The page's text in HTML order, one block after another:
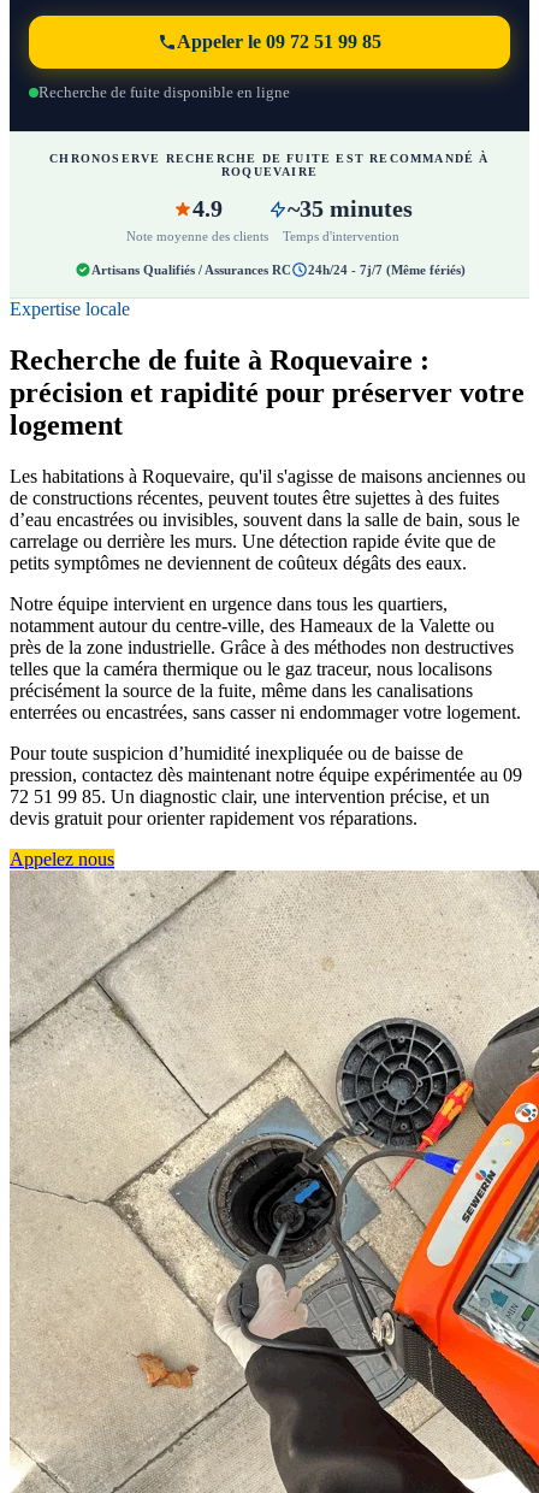
Appeler le 09 72 51 99 85
Recherche de fuite disponible en ligne
CHRONOSERVE RECHERCHE DE FUITE EST RECOMMANDÉ À
ROQUEVAIRE
4.9
Note moyenne des clients
~35 minutes
Temps d'intervention
Artisans Qualifiés / Assurances RC 24h/24 - 7j/7 (Même fériés)
Expertise locale
Recherche de fuite à Roquevaire :
précision et rapidité pour préserver votre
logement
Les habitations à Roquevaire, qu'il s'agisse de maisons anciennes ou
de constructions récentes, peuvent toutes être sujettes à des fuites
d’eau encastrées ou invisibles, souvent dans la salle de bain, sous le
carrelage ou derrière les murs. Une détection rapide évite que de
petits symptômes ne deviennent de coûteux dégâts des eaux.
Notre équipe intervient en urgence dans tous les quartiers,
notamment autour du centre-ville, des Hameaux de la Valette ou
près de la zone industrielle. Grâce à des méthodes non destructives
telles que la caméra thermique ou le gaz traceur, nous localisons
précisément la source de la fuite, même dans les canalisations
enterrées ou encastrées, sans casser ni endommager votre logement.
Pour toute suspicion d’humidité inexpliquée ou de baisse de
pression, contactez dès maintenant notre équipe expérimentée au 09
72 51 99 85. Un diagnostic clair, une intervention précise, et un
devis gratuit pour orienter rapidement vos réparations.
Appelez nous